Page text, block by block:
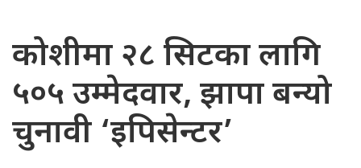
कोशीमा २८ सिटका लागि
५०५ उम्मेदवार, झापा बन्यो
चुनावी ‘इपिसेन्टर’